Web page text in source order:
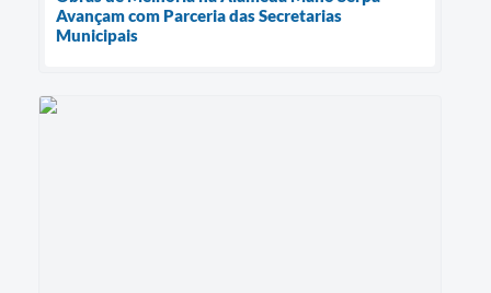
Avançam com Parceria das Secretarias
Municipais